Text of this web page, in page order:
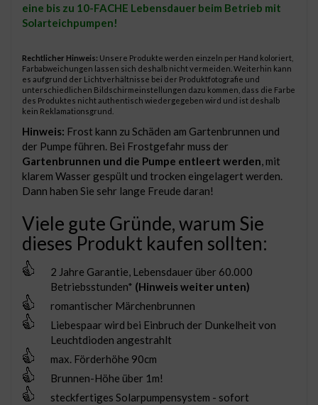
eine bis zu 10-FACHE Lebensdauer beim Betrieb mit
Solarteichpumpen!
Rechtlicher Hinweis: Unsere Produkte werden einzeln per Hand koloriert,
Farbabweichungen lassen sich deshalb nicht vermeiden. Weiterhin kann
es aufgrund der Lichtverhältnisse bei der Produktfotografie und
unterschiedlichen Bildschirmeinstellungen dazu kommen, dass die Farbe
des Produktes nicht authentisch wiedergegeben wird und ist deshalb
kein Reklamationsgrund.
Hinweis: Frost kann zu Schäden am Gartenbrunnen und
der Pumpe führen. Bei Frostgefahr muss der
Gartenbrunnen und die Pumpe entleert werden, mit
klarem Wasser gespült und trocken eingelagert werden.
Dann haben Sie sehr lange Freude daran!
Viele gute Gründe, warum Sie
dieses Produkt kaufen sollten:
2 Jahre Garantie, Lebensdauer über 60.000
Betriebsstunden* (Hinweis weiter unten)
romantischer Märchenbrunnen
Liebespaar wird bei Einbruch der Dunkelheit von
Leuchtdioden angestrahlt
max. Förderhöhe 90cm
Brunnen-Höhe über 1m!
steckfertiges Solarpumpensystem - sofort